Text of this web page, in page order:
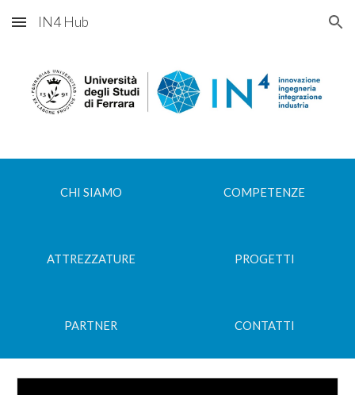
Skip to main content Skip to navigation
IN4 Hub
CHI SIAMO COMPETENZE
ATTREZZATURE PROGETTI
PARTNER CONTATTI